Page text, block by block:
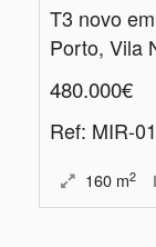
T3 novo
Porto, Vila
480.000€
Ref: MIR-
160 m2